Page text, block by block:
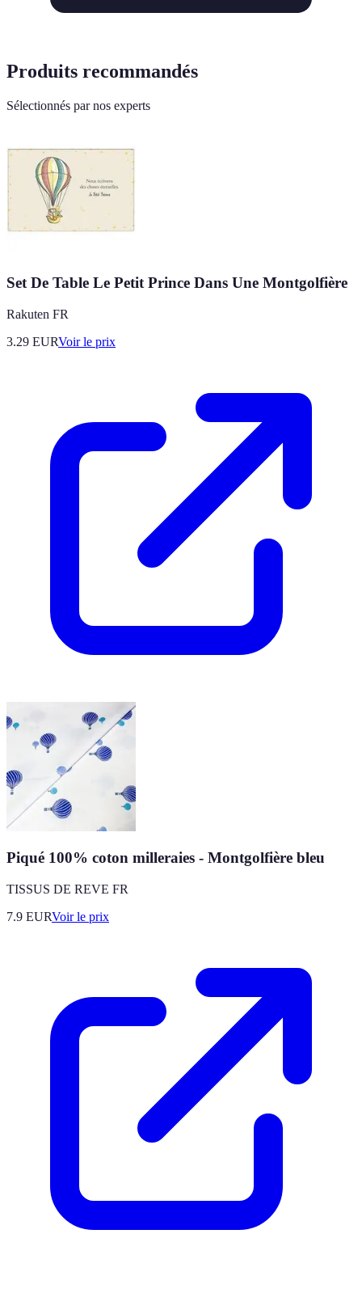
Produits recommandés
Sélectionnés par nos experts
Set De Table Le Petit Prince Dans Une Montgolfière
Rakuten FR
3.29 EURVoir le prix
Piqué 100% coton milleraies - Montgolfière bleu
TISSUS DE REVE FR
7.9 EURVoir le prix